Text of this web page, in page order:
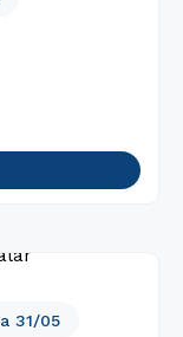
a 31/05